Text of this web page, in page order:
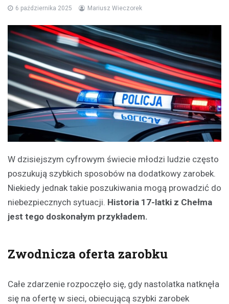
6 października 2025 Mariusz Wieczorek
W dzisiejszym cyfrowym świecie młodzi ludzie często
poszukują szybkich sposobów na dodatkowy zarobek.
Niekiedy jednak takie poszukiwania mogą prowadzić do
niebezpiecznych sytuacji. Historia 17-latki z Chełma
jest tego doskonałym przykładem.
Zwodnicza oferta zarobku
Całe zdarzenie rozpoczęło się, gdy nastolatka natknęła
się na ofertę w sieci, obiecującą szybki zarobek